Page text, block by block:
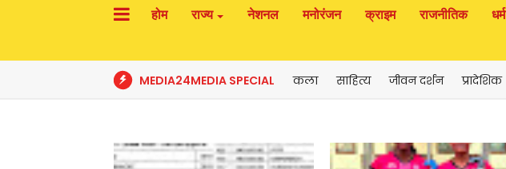
होम राज्य नेशनल मनोरंजन क्राइम राजनीतिक धर्म
MEDIA24MEDIA SPECIAL कला साहित्य जीवन दर्शन प्रादेशिक